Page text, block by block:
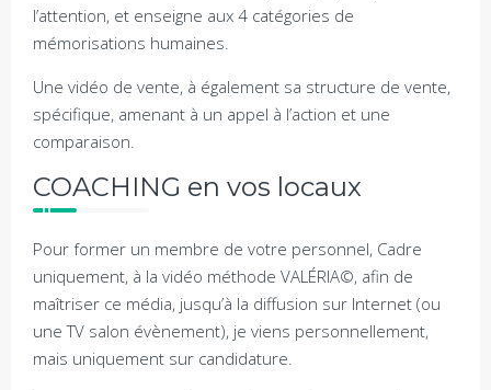
l’attention, et enseigne aux 4 catégories de
mémorisations humaines.
Une vidéo de vente, à également sa structure de vente,
spécifique, amenant à un appel à l’action et une
comparaison.
COACHING en vos locaux
Pour former un membre de votre personnel, Cadre
uniquement, à la vidéo méthode VALÉRIA©, afin de
maîtriser ce média, jusqu’à la diffusion sur Internet (ou
une TV salon évènement), je viens personnellement,
mais uniquement sur candidature.